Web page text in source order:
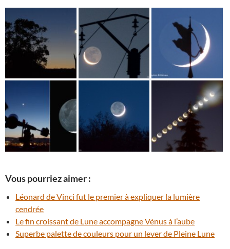
Vous pourriez aimer :
Léonard de Vinci fut le premier à expliquer la lumière
cendrée
Le fin croissant de Lune accompagne Vénus à l’aube
Superbe palette de couleurs pour un lever de Pleine Lune